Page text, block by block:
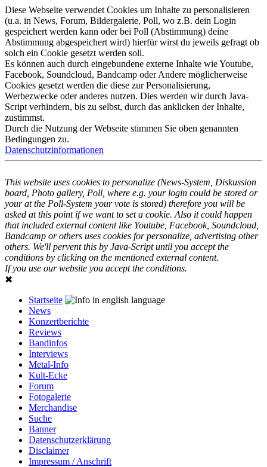
Diese Webseite verwendet Cookies um Inhalte zu personalisieren
(u.a. in News, Forum, Bildergalerie, Poll, wo z.B. dein Login
gespeichert werden kann oder bei Poll (Abstimmung) deine
Abstimmung abgespeichert wird) hierfür wirst du jeweils gefragt ob
solch ein Cookie gesetzt werden soll.
Es können auch durch eingebundene externe Inhalte wie Youtube,
Facebook, Soundcloud, Bandcamp oder Andere möglicherweise
Cookies gesetzt werden die diese zur Personalisierung,
Werbezwecke oder anderes nutzen. Dies werden wir durch Java-
Script verhindern, bis zu selbst, durch das anklicken der Inhalte,
zustimmst.
Durch die Nutzung der Webseite stimmen Sie oben genannten
Bedingungen zu.
Datenschutzinformationen
This website uses cookies to personalize (News-System, Diskussion
board, Photo gallery, Poll, where e.g. your login could be stored or
your at the Poll-System your vote is stored) therefore you will be
asked at this point if we want to set a cookie. Also it could happen
that included external content like Youtube, Facebook, Soundcloud,
Bandcamp or others uses cookies for personalize, advertising other
others. We'll pervent this by Java-Script until you accept the
conditions by clicking on the mentioned external content.
If you use our website you accept the conditions.
✖
Startseite
News
Konzertberichte
Reviews
Bandinfos
Interviews
Metal-Info
Kult-Ecke
Forum
Fotogalerie
Merchandise
Suche
Banner
Datenschutzerklärung
Disclaimer
Impressum / Anschrift